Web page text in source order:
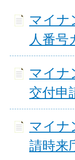
マイナ
人番号
マイナ
交付申
マイナ
請時来